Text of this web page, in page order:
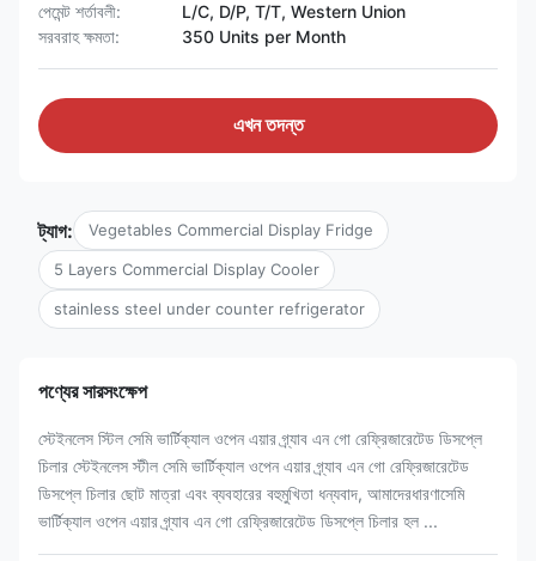
পেমেন্ট শর্তাবলী:
L/C, D/P, T/T, Western Union
সরবরাহ ক্ষমতা:
350 Units per Month
এখন তদন্ত
ট্যাগ: Vegetables Commercial Display Fridge
5 Layers Commercial Display Cooler
stainless steel under counter refrigerator
পণ্যের সারসংক্ষেপ
স্টেইনলেস স্টিল সেমি ভার্টিক্যাল ওপেন এয়ার গ্র্যাব এন গো রেফ্রিজারেটেড ডিসপ্লে
চিলার স্টেইনলেস স্টীল সেমি ভার্টিক্যাল ওপেন এয়ার গ্র্যাব এন গো রেফ্রিজারেটেড
ডিসপ্লে চিলার ছোট মাত্রা এবং ব্যবহারের বহুমুখিতা ধন্যবাদ, আমাদেরধারণাসেমি
ভার্টিক্যাল ওপেন এয়ার গ্র্যাব এন গো রেফ্রিজারেটেড ডিসপ্লে চিলার হল ...